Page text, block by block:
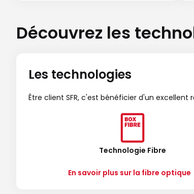
Découvrez les
Les technologies
Être client SFR, c'est bénéficier d'un
Technologie Fibre
En savoir plus sur la fibre optique